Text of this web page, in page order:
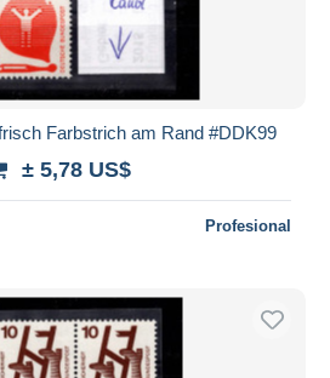
Farbstrich am Rand #DDK99
± 5,78 US$
Profesional